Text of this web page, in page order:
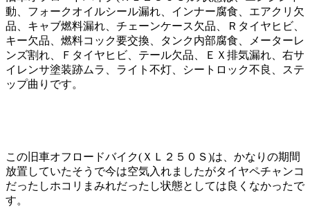
動、フォークオイルシール漏れ、インナー腐食、エアクリ欠
品、キャブ燃料漏れ、チェーンケース欠品、Ｒタイヤヒビ、
キー欠品、燃料コック要交換、タンク内部腐食、メーターレ
ンズ割れ、Ｆタイヤヒビ、テール欠品、ＥＸ排気漏れ、右サ
イレンサ塗装跡ムラ、ライト不灯、シートロック不良、ステ
ップ曲りです。
この旧車オフロードバイク(ＸＬ２５０Ｓ)は、かなりの期間
放置していたそうで今は空気入れましたがタイヤペチャンコ
だったしホコリまみれだったし状態としては良くなかったで
す。